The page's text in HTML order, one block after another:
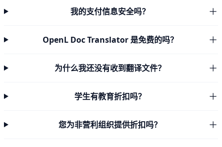
我的支付信息安全吗？
OpenL Doc Translator 是免费的吗？
为什么我还没有收到翻译文件？
学生有教育折扣吗？
您为非营利组织提供折扣吗？